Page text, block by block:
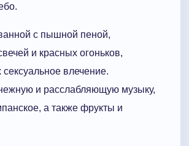
с пышной пеной,
и красных огоньков,
влечение.
и расслабляющую музыку,
а также фрукты и